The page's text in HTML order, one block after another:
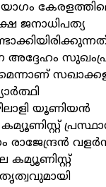
ജനാധിപത്യ
യൂണിയന്‍
രാജേന്ദ്രന്‍
കമ്യൂണിസ്റ്റ്